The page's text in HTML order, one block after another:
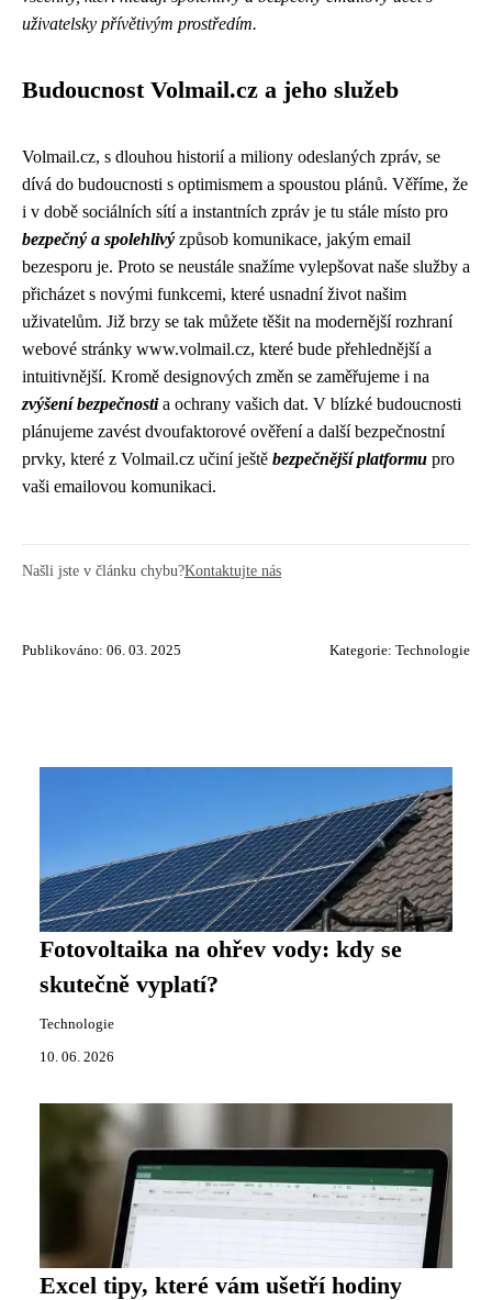
uživatelsky přívětivým prostředím.
Budoucnost Volmail.cz a jeho služeb
Volmail.cz, s dlouhou historií a miliony odeslaných zpráv, se
dívá do budoucnosti s optimismem a spoustou plánů. Věříme, že
i v době sociálních sítí a instantních zpráv je tu stále místo pro
bezpečný a spolehlivý způsob komunikace, jakým email
bezesporu je. Proto se neustále snažíme vylepšovat naše služby a
přicházet s novými funkcemi, které usnadní život našim
uživatelům. Již brzy se tak můžete těšit na modernější rozhraní
webové stránky www.volmail.cz, které bude přehlednější a
intuitivnější. Kromě designových změn se zaměřujeme i na
zvýšení bezpečnostia ochrany vašich dat. V blízké budoucnosti
plánujeme zavést dvoufaktorové ověření a další bezpečnostní
prvky, které z Volmail.cz učiní ještě bezpečnější platformu pro
vaši emailovou komunikaci.
Našli jste v článku chybu?Kontaktujte nás
Publikováno: 06. 03. 2025 Kategorie: Technologie
Fotovoltaika na ohřev vody: kdy se
skutečně vyplatí?
Technologie
10. 06. 2026
Excel tipy, které vám ušetří hodiny